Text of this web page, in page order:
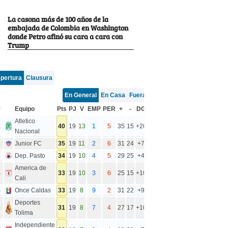
La casona más de 100 años de la
embajada de Colombia en Washington
donde Petro afinó su cara a cara con
Trump
Clausura
En General En Casa
Fuera
Equipo Pts PJ V EMP PER + - DG
Atletico
Nacional
40 19 13 1 5 35 15 +20
Junior FC 35 19 11 2 6 31 24 +7
Dep. Pasto 34 19 10 4 5 29 25 +4
America de
Cali
33 19 10 3 6 25 15 +10
Once Caldas 33 19 8 9 2 31 22 +9
Deportes
Tolima
31 19 8 7 4 27 17 +10
Independiente